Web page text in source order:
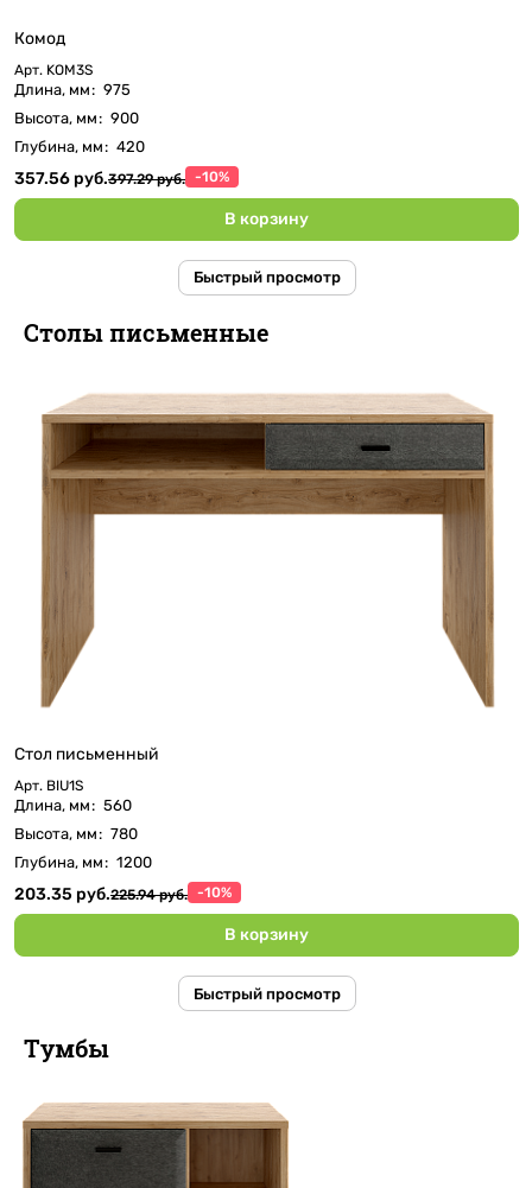
Комод
Арт. KOM3S
Длина, мм: 975
Высота, мм: 900
Глубина, мм: 420
357.56 руб.397.29 руб. -10%
В корзину
Быстрый просмотр
Столы письменные
Стол письменный
Арт. BIU1S
Длина, мм: 560
Высота, мм: 780
Глубина, мм: 1200
203.35 руб.225.94 руб. -10%
В корзину
Быстрый просмотр
Тумбы